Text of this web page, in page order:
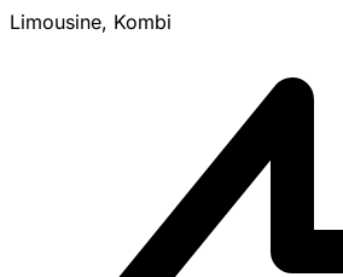
Limousine, Kombi